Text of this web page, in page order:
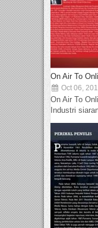
On Air To
Oct 06,
On Air To
Industri